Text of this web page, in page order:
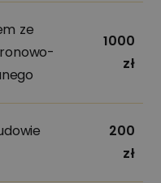
ze
1000
zł
200
zł